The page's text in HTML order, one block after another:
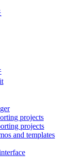
projects
projects
and templates